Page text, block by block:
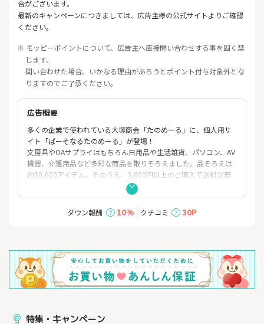
合がございます。
最新のキャンペーンにつきましては、広告主様の公式サイトよりご確認
ください。
※ モッピーポイントについて、広告主へ直接問い合わせする事を固く禁
じます。
問い合わせた場合、いかなる理由があろうとポイント付与対象外とな
りますのでご了承ください。
広告概要
多くの企業で使われている大塚商会「たのめーる」に、個人用サ
イト「ぱーそなるたのめーる」が登場！
文房具やOAサプライはもちろん日用品や生活雑貨、パソコン、AV
機器、介護用品など多彩な商品を取りそろえました。品ぞろえは
約50,000アイテム。そのうえ、3,000円以上のご購入で送料が無
料。最短で翌日にはご自宅へ商品をお届けいたします。
ダウン報酬 10% クチコミ 30P
特集・キャンペーン